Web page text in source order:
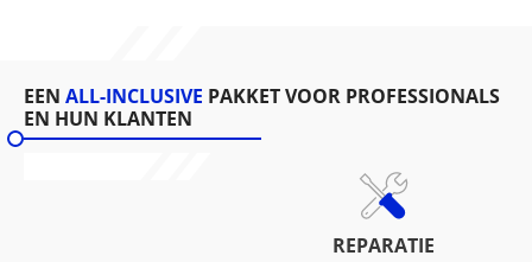
EEN ALL-INCLUSIVE PAKKET VOOR PROFESSIONALS
EN HUN KLANTEN
REPARATIE